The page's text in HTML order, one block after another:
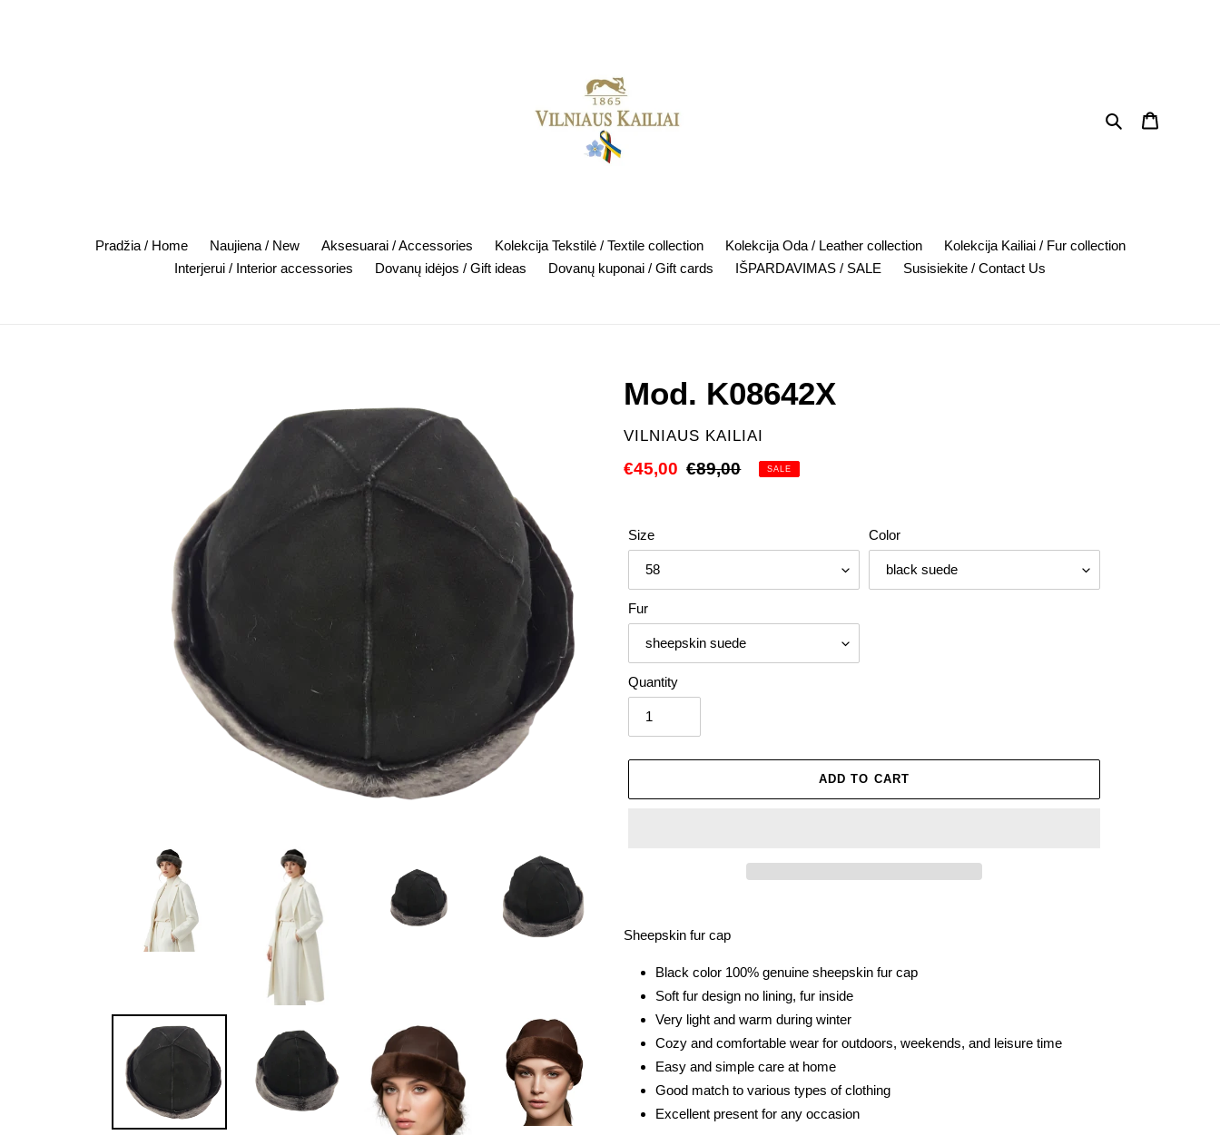
Search
Pradžia / Home Naujiena / New Aksesuarai / Accessories Kolekcija Tekstilė / Textile collection Kolekcija Oda / Leather collection
Kolekcija Kailiai / Fur collection
Interjerui / Interior accessories
Dovanų idėjos / Gift ideas Dovanų kuponai / Gift cards IŠPARDAVIMAS / SALE Susisiekite / Contact Us
Mod. K08642X
VENDOR
VILNIAUS KAILIAI
Sale
€45,00 Regular
€89,00 SALE
Size Color
Fur
Quantity
ADD TO CART
product
Sheepskin fur cap
Black color 100% genuine sheepskin fur cap
Soft fur design no lining, fur inside
Very light and warm during winter
Cozy and comfortable wear for outdoors, weekends, and leisure time
Easy and simple care at home
Good match to various types of clothing
Excellent present for any occasion